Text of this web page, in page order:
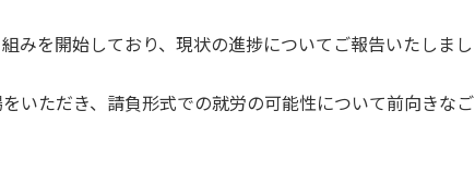
みを開始しており、現状の進捗についてご報告いたしまし
いただき、請負形式での就労の可能性について前向きなご